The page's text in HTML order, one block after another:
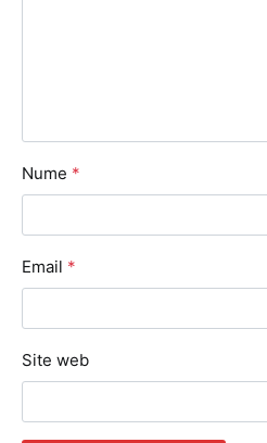
Nume *
Email *
Site web